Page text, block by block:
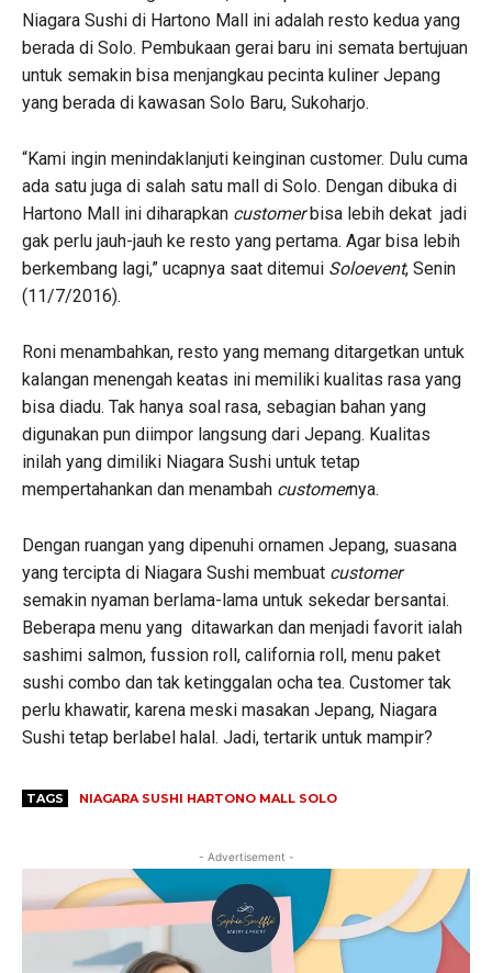
Niagara Sushi di Hartono Mall ini adalah resto kedua yang
berada di Solo. Pembukaan gerai baru ini semata bertujuan
untuk semakin bisa menjangkau pecinta kuliner Jepang
yang berada di kawasan Solo Baru, Sukoharjo.
“Kami ingin menindaklanjuti keinginan customer. Dulu cuma
ada satu juga di salah satu mall di Solo. Dengan dibuka di
Hartono Mall ini diharapkan customerbisa lebih dekat jadi
gak perlu jauh-jauh ke resto yang pertama. Agar bisa lebih
berkembang lagi,” ucapnya saat ditemui Soloevent, Senin
(11/7/2016).
Roni menambahkan, resto yang memang ditargetkan untuk
kalangan menengah keatas ini memiliki kualitas rasa yang
bisa diadu. Tak hanya soal rasa, sebagian bahan yang
digunakan pun diimpor langsung dari Jepang. Kualitas
inilah yang dimiliki Niagara Sushi untuk tetap
mempertahankan dan menambah customernya.
Dengan ruangan yang dipenuhi ornamen Jepang, suasana
yang tercipta di Niagara Sushi membuat customer
semakin nyaman berlama-lama untuk sekedar bersantai.
Beberapa menu yang ditawarkan dan menjadi favorit ialah
sashimi salmon, fussion roll, california roll, menu paket
sushi combo dan tak ketinggalan ocha tea. Customer tak
perlu khawatir, karena meski masakan Jepang, Niagara
Sushi tetap berlabel halal. Jadi, tertarik untuk mampir?
TAGS NIAGARA SUSHI HARTONO MALL SOLO
- Advertisement -